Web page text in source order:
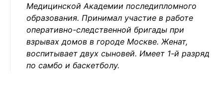
Медицинской Академии последипломного
образования. Принимал участие в работе
оперативно-следственной бригады при
взрывах домов в городе Москве. Женат,
воспитывает двух сыновей. Имеет 1-й разряд
по самбо и баскетболу.